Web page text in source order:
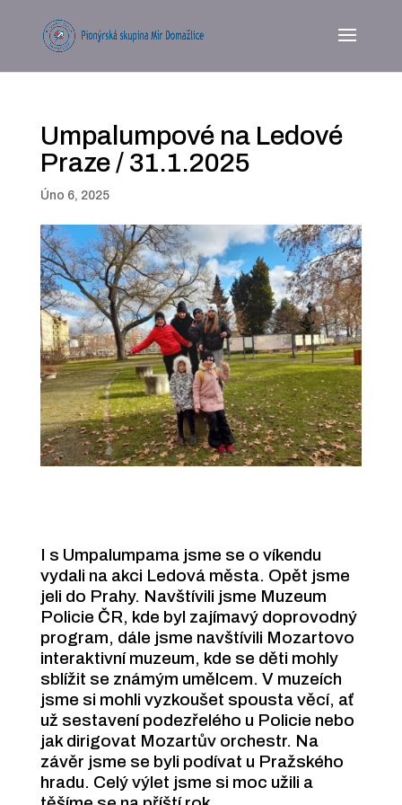
Umpalumpové na Ledové
Praze / 31.1.2025
Úno 6, 2025
I s Umpalumpama jsme se o víkendu
vydali na akci Ledová města. Opět jsme
jeli do Prahy. Navštívili jsme Muzeum
Policie ČR, kde byl zajímavý doprovodný
program, dále jsme navštívili Mozartovo
interaktivní muzeum, kde se děti mohly
sblížit se známým umělcem. V muzeích
jsme si mohli vyzkoušet spousta věcí, ať
už sestavení podezřelého u Policie nebo
jak dirigovat Mozartův orchestr. Na
závěr jsme se byli podívat u Pražského
hradu. Celý výlet jsme si moc užili a